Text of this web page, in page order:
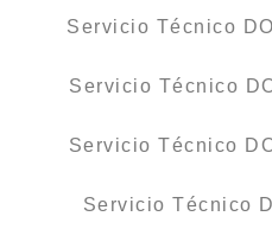
Servicio Técnico
Servicio Técnico
Servicio Técnico
Servicio Técnico